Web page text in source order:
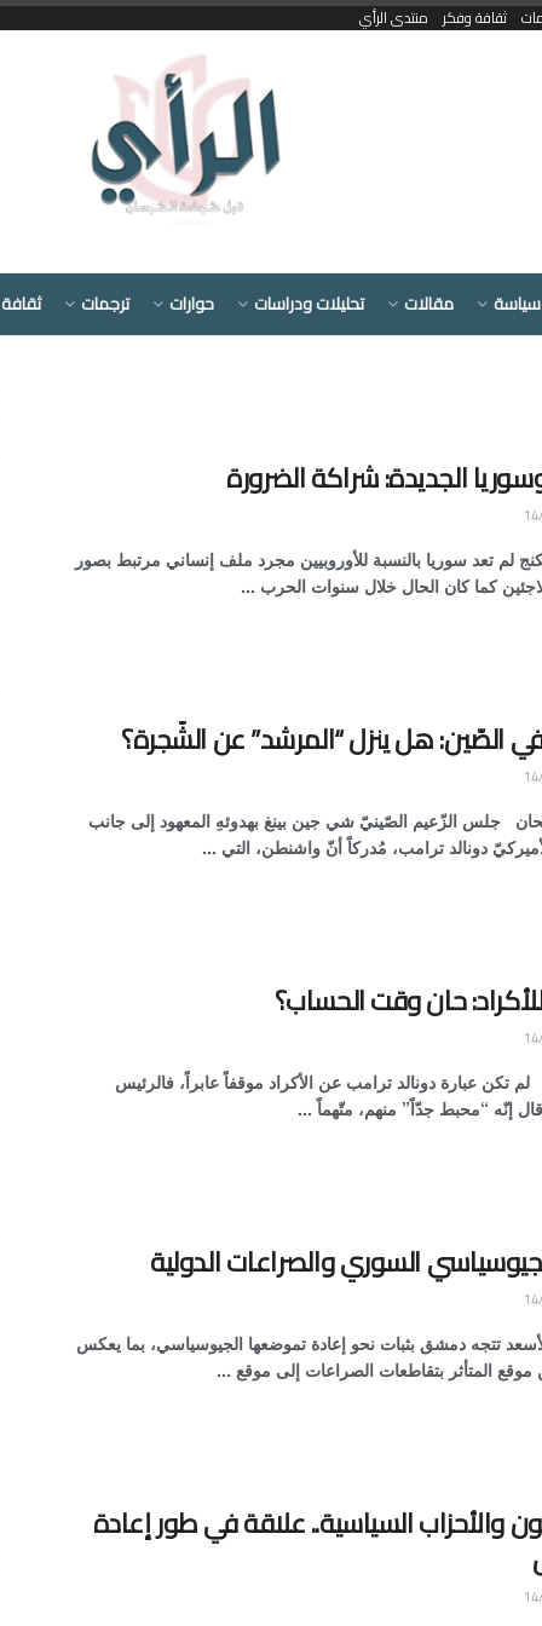
ثقافة وفكر منتدى الرأي
سياسة مقالات تحليلات ودراسات حوارات ترجمات
الجديدة: شراكة الضرورة
لم تعد سوريا بالنسبة للأوروبيين مجرد ملف إنساني مرتبط بصور
كما كان الحال خلال سنوات الحرب ...
الصّين: هل ينزل “المرشد” عن الشّجرة؟
جلس الزّعيم الصّينيّ شي جين بينغ بهدوئهِ المعهود إلى جانب
دونالد ترامب، مُدركاً أنّ واشنطن، التي ...
حان وقت الحساب؟
تكن عبارة دونالد ترامب عن الأكراد موقفاً عابراً، فالرئيس
إنّه “محبط جدّاً” منهم، متّهماً ...
السوري والصراعات الدولية
تتجه دمشق بثبات نحو إعادة تموضعها الجيوسياسي، بما يعكس
موقع المتأثر بتقاطعات الصراعات إلى موقع ...
والأحزاب السياسية.. علاقة في طور إعادة